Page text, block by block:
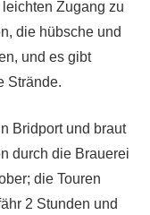
Zugang zu
die hübsche und
und es gibt
Strände.
Bridport und braut
durch die Brauerei
die Touren
2 Stunden und